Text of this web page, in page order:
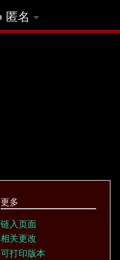
匿名
更多
链入页面
相关更改
可打印版本